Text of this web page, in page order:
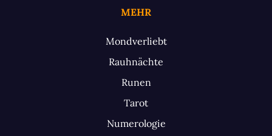
MEHR
Mondverliebt
Rauhnächte
Runen
Tarot
Numerologie